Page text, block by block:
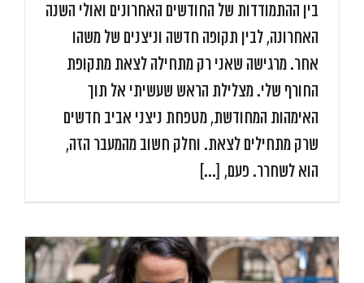
בין ההתמודדות של החודשים האחרונים ואולי השנה
האחרונה, לבין תקופה חדשה וניצנים של משהו
אחר. מרגישה שאני רק מתחילה לצאת מתקופת
החורף שלי. מצלילת הראש שעשיתי אל תוך
האימהות המחודשת, מטפחת ניצני אביב חדשים
שרק מתחילים לצאת. וחלק חשוב מהמעבר הזה,
הוא לשחרר. פעם, [...]